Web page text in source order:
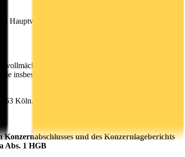
Hauptversammlung
erfolgt ausschließlich im Wege der
insbesondere die Regelungen zur weiterhin
Köln.
und des Konzernlageberichts
Abs. 1 HGB